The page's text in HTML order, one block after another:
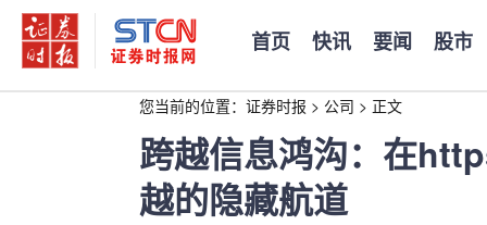
首页 快讯 要闻 股市
您当前的位置： 证券时报 > 公司 > 正文
跨越信息鸿沟：在
越的隐藏航道